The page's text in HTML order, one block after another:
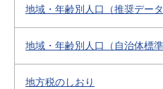
地域・年齢別人口（推奨データ
地域・年齢別人口（自治体標
地方税のしおり